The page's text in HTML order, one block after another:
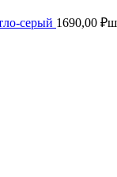
серый 1690,00 ₽